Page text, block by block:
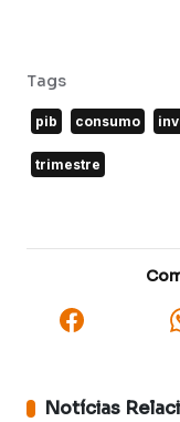
Tags
pib consumo
trimestre
Notícias